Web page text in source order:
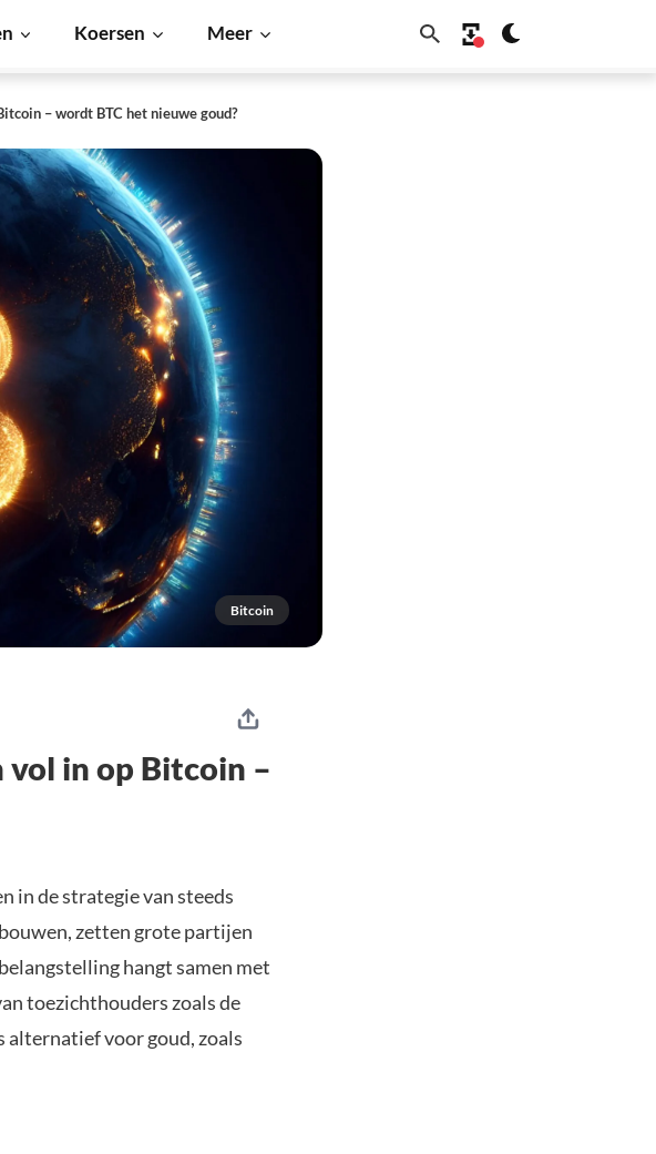
Koersen Meer
– wordt BTC het nieuwe goud?
Bitcoin
in op Bitcoin –
in de strategie van steeds
zetten grote partijen
hangt samen met
toezichthouders zoals de
alternatief voor goud, zoals